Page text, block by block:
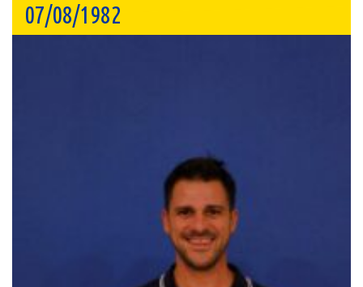
07/08/1982